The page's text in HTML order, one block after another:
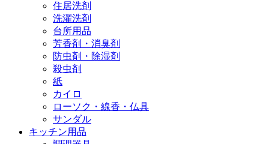
住居洗剤
洗濯洗剤
台所用品
芳香剤・消臭剤
防虫剤・除湿剤
殺虫剤
紙
カイロ
ローソク・線香・仏具
サンダル
キッチン用品